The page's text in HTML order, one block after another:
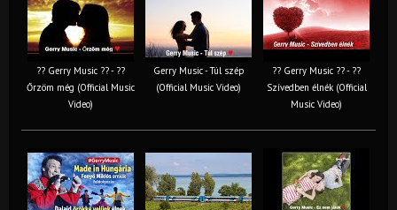
?? Gerry Music ?? - ??
Őrzöm még (Official Music
Video)
Gerry Music - Túl szép
(Official Music Video)
?? Gerry Music ?? - ??
Szívedben élnék (Official
Music Video)